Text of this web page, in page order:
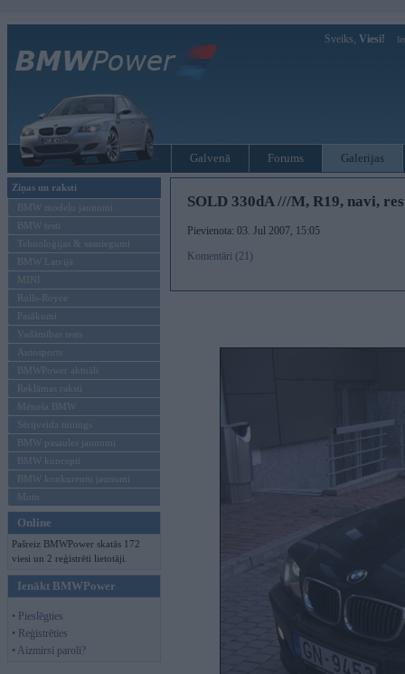
Sveiks, Viesi!
Galvenā Forums Galerijas
Ziņas un raksti
BMW modeļu jaunumi
BMW testi
Tehnoloģijas & sasniegumi
BMW Latvijā
MINI
Rolls-Royce
Pasākumi
Vadāmības tests
Autosports
BMWPower aktuāli
Reklāmas raksti
Mēneša BMW
Sērijveida tūnings
BMW pasaules jaunumi
BMW koncepti
BMW konkurentu jaunumi
Moto
Online
Pašreiz BMWPower skatās 172
viesi un 2 reģistrēti lietotāji.
Ienākt BMWPower
• Pieslēgties
• Reģistrēties
• Aizmirsi paroli?
SOLD 330dA ///M, R19, navi,
Pievienota: 03. Jul 2007, 15:05
Komentāri (21)